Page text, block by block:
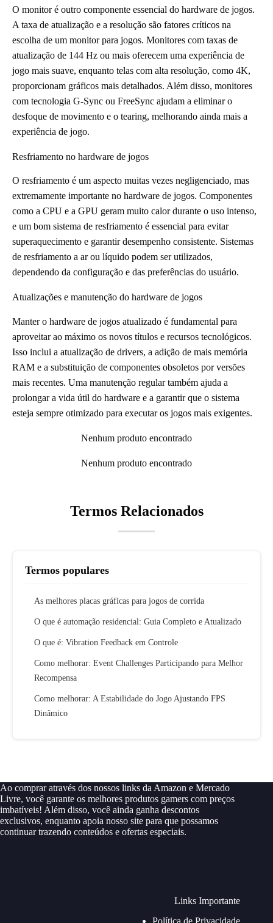
O monitor é outro componente essencial do hardware de jogos.
A taxa de atualização e a resolução são fatores críticos na
escolha de um monitor para jogos. Monitores com taxas de
atualização de 144 Hz ou mais oferecem uma experiência de
jogo mais suave, enquanto telas com alta resolução, como 4K,
proporcionam gráficos mais detalhados. Além disso, monitores
com tecnologia G-Sync ou FreeSync ajudam a eliminar o
desfoque de movimento e o tearing, melhorando ainda mais a
experiência de jogo.
Resfriamento no hardware de jogos
O resfriamento é um aspecto muitas vezes negligenciado, mas
extremamente importante no hardware de jogos. Componentes
como a CPU e a GPU geram muito calor durante o uso intenso,
e um bom sistema de resfriamento é essencial para evitar
superaquecimento e garantir desempenho consistente. Sistemas
de resfriamento a ar ou líquido podem ser utilizados,
dependendo da configuração e das preferências do usuário.
Atualizações e manutenção do hardware de jogos
Manter o hardware de jogos atualizado é fundamental para
aproveitar ao máximo os novos títulos e recursos tecnológicos.
Isso inclui a atualização de drivers, a adição de mais memória
RAM e a substituição de componentes obsoletos por versões
mais recentes. Uma manutenção regular também ajuda a
prolongar a vida útil do hardware e a garantir que o sistema
esteja sempre otimizado para executar os jogos mais exigentes.
Nenhum produto encontrado
Nenhum produto encontrado
Termos Relacionados
Termos populares
As melhores placas gráficas para jogos de corrida
O que é automação residencial: Guia Completo e Atualizado
O que é: Vibration Feedback em Controle
Como melhorar: Event Challenges Participando para Melhor
Recompensa
Como melhorar: A Estabilidade do Jogo Ajustando FPS
Dinâmico
Ao comprar através dos nossos links da Amazon e Mercado
Livre, você garante os melhores produtos gamers com preços
imbatíveis! Além disso, você ainda ganha descontos
exclusivos, enquanto apoia nosso site para que possamos
continuar trazendo conteúdos e ofertas especiais.
Links Importante
Política de Privacidade